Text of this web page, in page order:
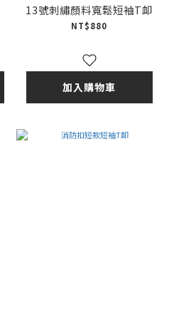
13號刺繡顏料寬鬆短袖T卹
NT$880
加入購物車